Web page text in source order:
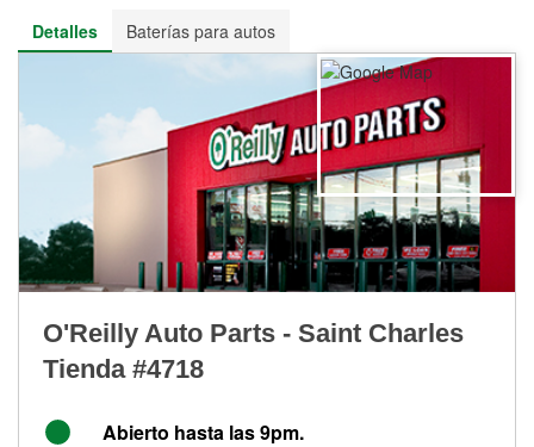
Detalles
Baterías para autos
O'Reilly Auto Parts - Saint Charles
Tienda #4718
Abierto hasta las 9pm.